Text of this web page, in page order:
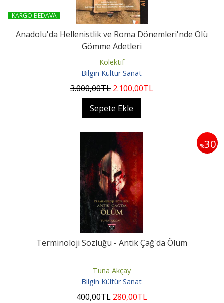
KARGO BEDAVA
Anadolu'da Hellenistlik ve Roma Dönemleri'nde Ölü
Gömme Adetleri
Kolektif
Bilgin Kültür Sanat
3.000,00TL 2.100,00TL
Sepete Ekle
%30
Terminoloji Sözlüğü - Antik Çağ'da Ölüm
Tuna Akçay
Bilgin Kültür Sanat
400,00TL 280,00TL